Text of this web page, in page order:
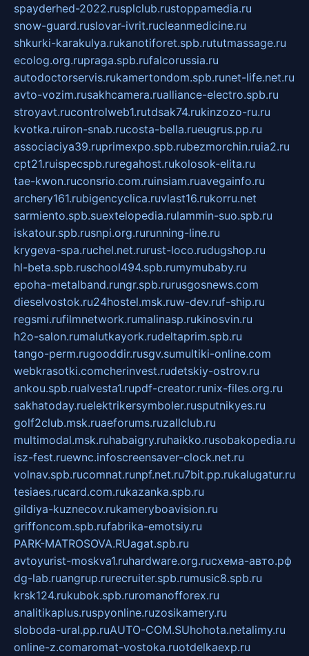
spayderhed-2022.rusplclub.rustoppamedia.ru
snow-guard.ruslovar-ivrit.rucleanmedicine.ru
shkurki-karakulya.rukanotiforet.spb.rututmassage.ru
ecolog.org.rupraga.spb.rufalcorussia.ru
autodoctorservis.rukamertondom.spb.runet-life.net.ru
avto-vozim.rusakhcamera.rualliance-electro.spb.ru
stroyavt.rucontrolweb1.rutdsak74.rukinzozo-ru.ru
kvotka.ruiron-snab.rucosta-bella.rueugrus.pp.ru
associaciya39.ruprimexpo.spb.rubezmorchin.ruia2.ru
cpt21.ruispecspb.ruregahost.rukolosok-elita.ru
tae-kwon.ruconsrio.com.ruinsiam.ruavegainfo.ru
archery161.rubigencyclica.ruvlast16.rukorru.net
sarmiento.spb.suextelopedia.rulammin-suo.spb.ru
iskatour.spb.rusnpi.org.rurunning-line.ru
krygeva-spa.ruchel.net.rurust-loco.rudugshop.ru
hl-beta.spb.ruschool494.spb.rumymubaby.ru
epoha-metalband.rungr.spb.rurusgosnews.com
dieselvostok.ru24hostel.msk.ruw-dev.ruf-ship.ru
regsmi.rufilmnetwork.rumalinasp.rukinosvin.ru
h2o-salon.rumalutkayork.rudeltaprim.spb.ru
tango-perm.rugooddir.rusgv.sumultiki-online.com
webkrasotki.comcherinvest.rudetskiy-ostrov.ru
ankou.spb.rualvesta1.rupdf-creator.runix-files.org.ru
sakhatoday.ruelektrikersymboler.rusputnikyes.ru
golf2club.msk.ruaeforums.ruzallclub.ru
multimodal.msk.ruhabaigry.ruhaikko.rusobakopedia.ru
isz-fest.ruewnc.infoscreensaver-clock.net.ru
volnav.spb.rucomnat.runpf.net.ru7bit.pp.rukalugatur.ru
tesiaes.rucard.com.rukazanka.spb.ru
gildiya-kuznecov.rukameryboavision.ru
griffoncom.spb.rufabrika-emotsiy.ru
PARK-MATROSOVA.RUagat.spb.ru
avtoyurist-moskva1.ruhardware.org.ruсхема-авто.рф
dg-lab.ruangrup.rurecruiter.spb.rumusic8.spb.ru
krsk124.rukubok.spb.ruromanofforex.ru
analitikaplus.ruspyonline.ruzosikamery.ru
sloboda-ural.pp.ruAUTO-COM.SUhohota.netalimy.ru
online-z.comaromat-vostoka.ruotdelkaexp.ru